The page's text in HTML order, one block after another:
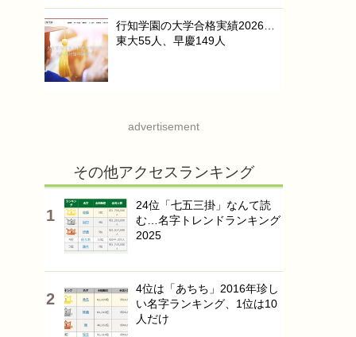
行知学園の大学合格実績2026…
東大55人、早慶149人
advertisement
その他アクセスランキング
24位「七五三掛」なんて読
む…名字トレンドランキング
2025
4位は「あちち」2016年珍し
い名字ランキング、1位は10
人だけ